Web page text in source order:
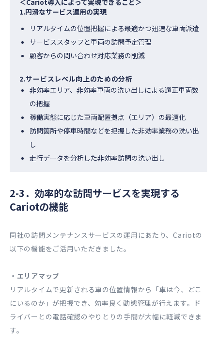
1.円滑なサービス運用の実現
リアルタイムの位置把握による最適かつ迅速な車両派遣
サービススタッフと車両の訪問予定管理
顧客からの問い合わせ対応業務の削減
2.サービスレベル向上のための分析
非効率エリア、非効率車両の洗い出しによる適正車両数
の把握
稼働実態に応じた車両配置拠点（エリア）の最適化
訪問箇所や停車時間などを把握した非効率業務の洗い出
し
走行データを分析した非効率訪問の洗い出し
2-3．効率的な訪問サービスを実現する
Cariotの機能
同社の訪問メンテナンスサービスの運用にあたり、Cariotの
以下の機能をご活用いただきました。
・エリアマップ
リアルタイムで更新される車の位置情報から「車は今、どこ
にいるのか」が把握でき、効率良く動態管理が行えます。ド
ライバーとの電話確認のやりとりの手間が大幅に軽減できま
す。